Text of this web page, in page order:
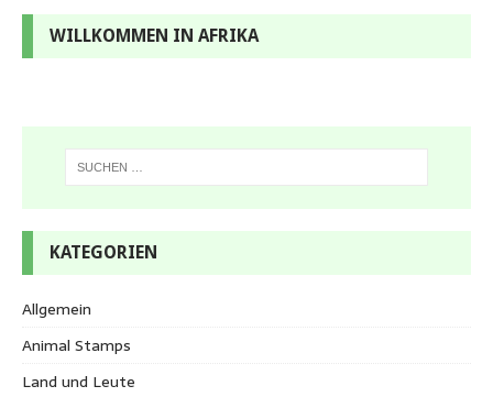
WILLKOMMEN IN AFRIKA
KATEGORIEN
Allgemein
Animal Stamps
Land und Leute